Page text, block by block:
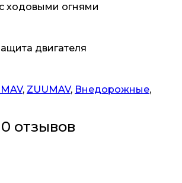
ходовыми огнями
двигателя
, ZUUMAV, Внедорожные,
отзывов